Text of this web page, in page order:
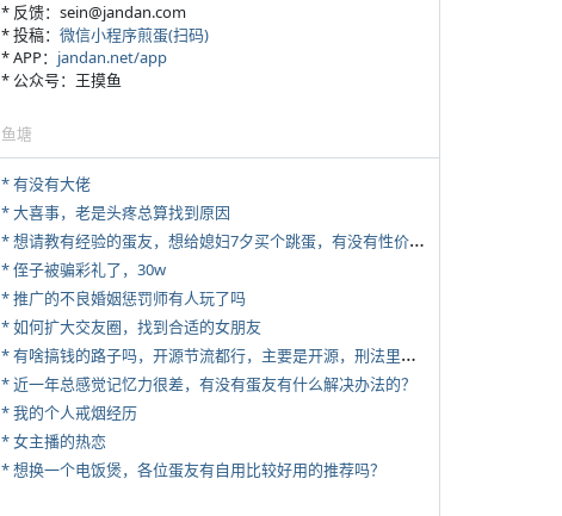
* 反馈：sein@jandan.com
* 投稿： 微信小程序煎蛋(扫码)
* APP： jandan.net/app
* 公众号：王摸鱼
鱼塘
* 有没有大佬
* 大喜事，老是头疼总算找到原因
*
想请教有经验的蛋友，想给媳妇7夕买个跳蛋，有没有性价比高的推荐
* 侄子被骗彩礼了，30w
* 推广的不良婚姻惩罚师有人玩了吗
* 如何扩大交友圈，找到合适的女朋友
*
有啥搞钱的路子吗，开源节流都行，主要是开源，刑法里的咱不做
* 近一年总感觉记忆力很差，有没有蛋友有什么解决办法的？
* 我的个人戒烟经历
* 女主播的热恋
* 想换一个电饭煲，各位蛋友有自用比较好用的推荐吗？